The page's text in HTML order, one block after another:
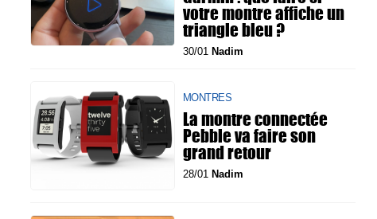
votre montre affiche un
triangle bleu ?
30/01 Nadim
MONTRES
La montre connectée
Pebble va faire son
grand retour
28/01 Nadim